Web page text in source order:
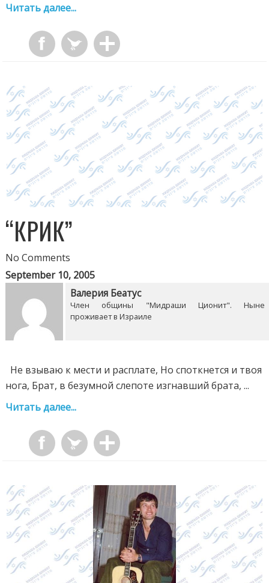
Читать далее...
“КРИК”
No Comments
September 10, 2005
Валерия Беатус
Член общины "Мидраши Ционит". Ныне
проживает в Израиле
Не взываю к мести и расплате, Но споткнется и твоя
нога, Брат, в безумной слепоте изгнавший брата, ...
Читать далее...